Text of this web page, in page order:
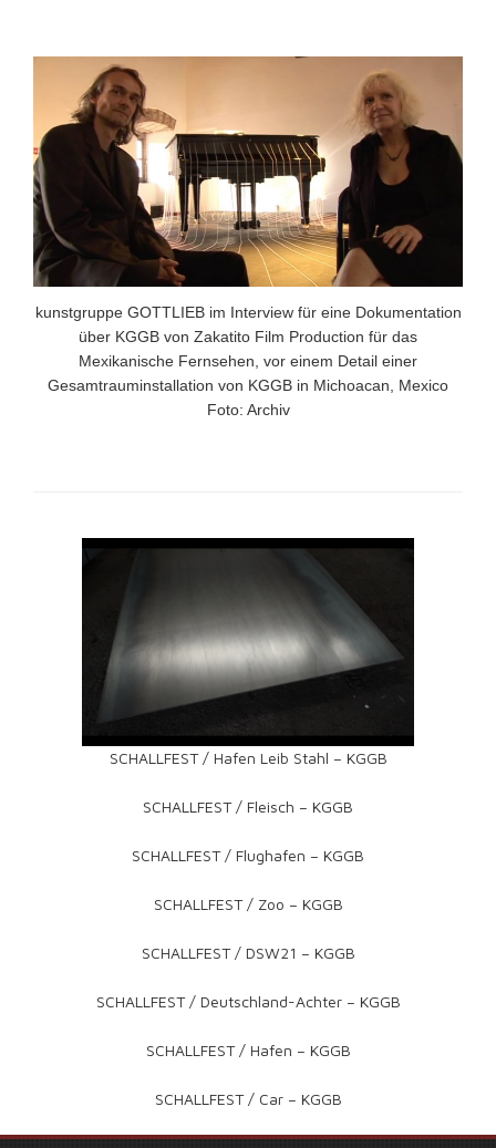
kunstgruppe GOTTLIEB im Interview für eine Dokumentation
über KGGB von Zakatito Film Production für das
Mexikanische Fernsehen, vor einem Detail einer
Gesamtrauminstallation von KGGB in Michoacan, Mexico
Foto: Archiv
SCHALLFEST / Hafen Leib Stahl – KGGB
SCHALLFEST / Fleisch – KGGB
SCHALLFEST / Flughafen – KGGB
SCHALLFEST / Zoo – KGGB
SCHALLFEST / DSW21 – KGGB
SCHALLFEST / Deutschland-Achter – KGGB
SCHALLFEST / Hafen – KGGB
SCHALLFEST / Car – KGGB